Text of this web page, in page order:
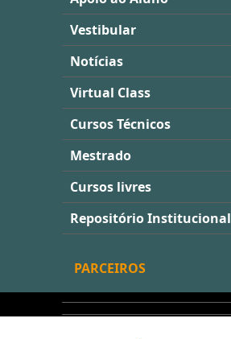
Vestibular
Notícias
Virtual Class
Cursos Técnicos
Mestrado
Cursos livres
Repositório Institucional
PARCEIROS